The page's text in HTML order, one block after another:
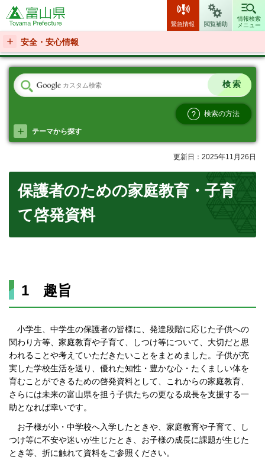
富山県
緊急情報 閲覧補助
情報検索
メニュー
安全・安心情報
検索の方法
テーマから探す
更新日：2025年11月26日
保護者のための家庭教育・子育
て啓発資料
1 趣旨
小学生、中学生の保護者の皆様に、発達段階に応じた子供への
関わり方等、家庭教育や子育て、しつけ等について、大切だと思
われることや考えていただきたいことをまとめました。子供が充
実した学校生活を送り、優れた知性・豊かな心・たくましい体を
育むことができるための啓発資料として、これからの家庭教育、
さらには未来の富山県を担う子供たちの更なる成長を支援する一
助となれば幸いです。
お子様が小・中学校へ入学したときや、家庭教育や子育て、し
つけ等に不安や迷いが生じたとき、お子様の成長に課題が生じた
とき等、折に触れて資料をご参照ください。